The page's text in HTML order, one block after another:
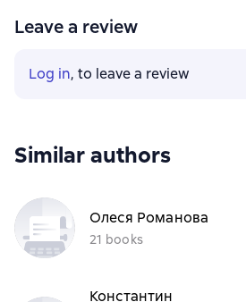
Leave a review
Log in, to leave a review
Similar authors
Олеся Романова
21 books
Константин